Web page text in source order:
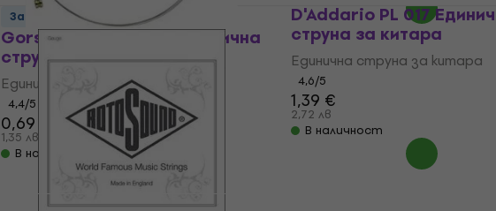
Gorstrings S 450 G 1 Единична
струна за китара
Единична струна за китара
4,4/5
0,69 €
1,35 лв
В наличност
D'Addario PL 017
струна за китара
Единична струна за китара
4,6/5
1,39 €
2,72 лв
В наличност
За количество отстъпка